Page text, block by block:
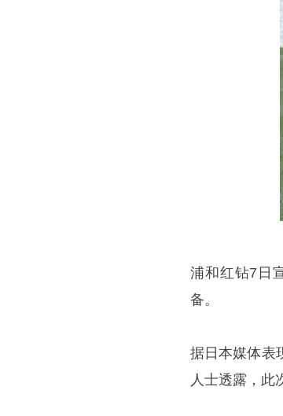
浦和红钻7日
备。
据日本媒体表
人士透露，此